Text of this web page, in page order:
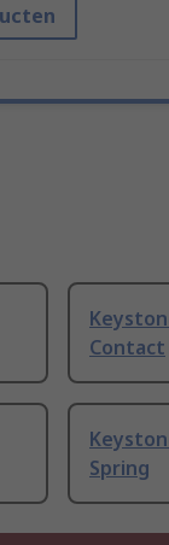
Contact
Spring